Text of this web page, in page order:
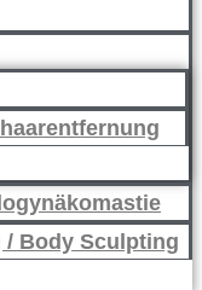
Body Sculpting